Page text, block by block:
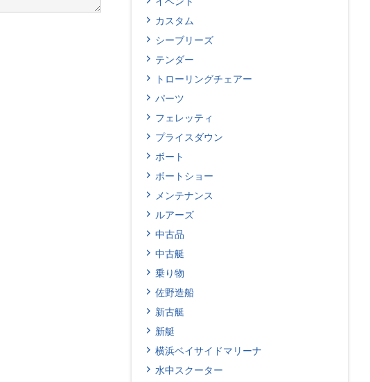
カスタム
シーブリーズ
テンダー
トローリングチェアー
パーツ
フェレッティ
プライスダウン
ボート
ボートショー
メンテナンス
ルアーズ
中古品
中古艇
乗り物
佐野造船
新古艇
新艇
横浜ベイサイドマリーナ
水中スクーター